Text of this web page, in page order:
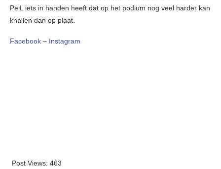
PeiL iets in handen heeft dat op het podium nog veel harder kan
knallen dan op plaat.
Facebook – Instagram
Post Views: 463